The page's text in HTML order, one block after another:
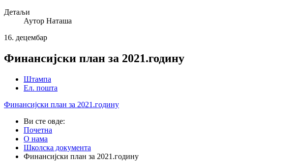
Детаљи
Аутор Наташа
16. децембар
Финансијски план за 2021.годину
Штампа
Ел. пошта
Финансијски план за 2021.годину
Ви сте овде:
Почетна
О нама
Школска документа
Финансијски план за 2021.годину